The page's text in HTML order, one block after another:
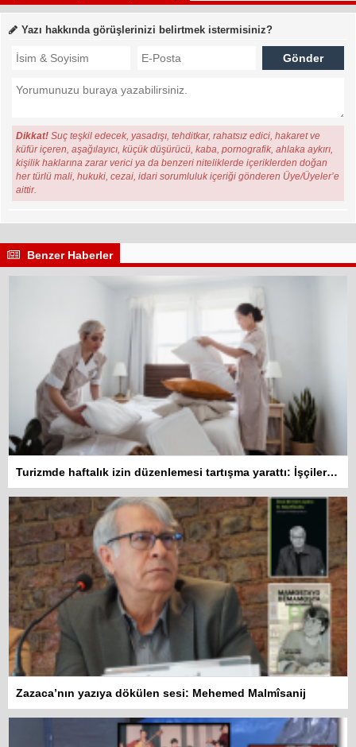
Yazı hakkında görüşlerinizi belirtmek istermisiniz?
Dikkat! Suç teşkil edecek, yasadışı, tehditkar, rahatsız edici, hakaret ve
küfür içeren, aşağılayıcı, küçük düşürücü, kaba, pornografik, ahlaka aykırı,
kişilik haklarına zarar verici ya da benzeri niteliklerde içeriklerden doğan
her türlü mali, hukuki, cezai, idari sorumluluk içeriği gönderen Üye/Üyeler’e
aittir.
Benzer Haberler
Turizmde haftalık izin düzenlemesi tartışma yarattı: İşçiler 10 gün çalışmadan izin kullanamayacak
Zazaca’nın yazıya dökülen sesi: Mehemed Malmîsanij